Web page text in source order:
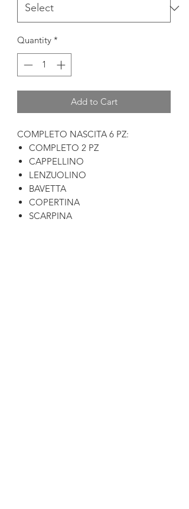
Quantity *
Add to Cart
COMPLETO NASCITA 6 PZ:
COMPLETO 2 PZ
CAPPELLINO
LENZUOLINO
BAVETTA
COPERTINA
SCARPINA